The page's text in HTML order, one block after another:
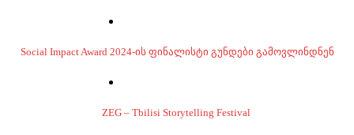
Social Impact Award 2024-ის ფინალისტი გუნდები გამოვლინდნენ
ZEG – Tbilisi Storytelling Festival